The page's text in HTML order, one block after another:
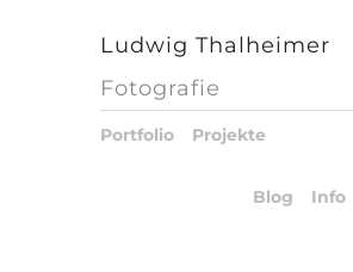
Ludwig Thalheimer
Fotografie
Portfolio Projekte
Blog Info